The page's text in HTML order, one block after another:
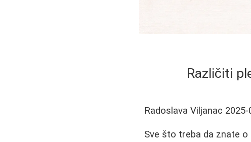
Različiti
Radoslava Viljanac 2025-
Sve što treba da znate